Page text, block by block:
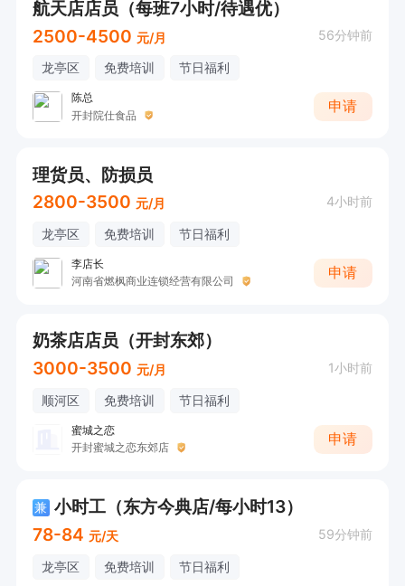
航天店店员（每班7小时/待遇优）
2500-4500 元/月 56分钟前
龙亭区 免费培训 节日福利
陈总
开封院仕食品
申请
理货员、防损员
2800-3500 元/月 4小时前
龙亭区 免费培训 节日福利
李店长
河南省燃枫商业连锁经营有限公司
申请
奶茶店店员（开封东郊）
3000-3500 元/月 1小时前
顺河区 免费培训 节日福利
蜜城之恋
开封蜜城之恋东郊店
申请
兼 小时工（东方今典店/每小时13）
78-84 元/天 59分钟前
龙亭区 免费培训 节日福利